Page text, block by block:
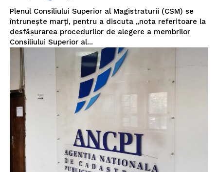
Plenul Consiliului Superior al Magistraturii (CSM) se
întrunește marți, pentru a discuta „nota referitoare la
desfășurarea procedurilor de alegere a membrilor
Consiliului Superior al...